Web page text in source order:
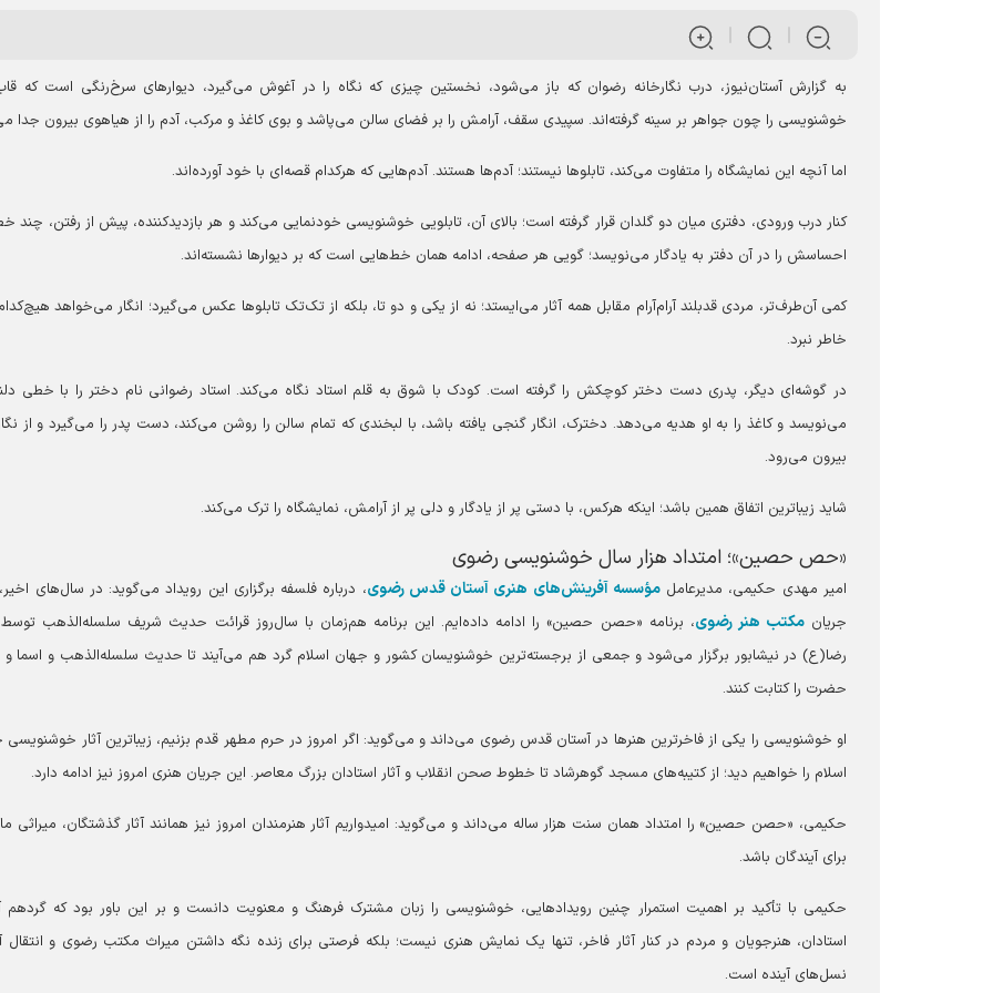
به گزارش آستان‌نیوز، درب نگارخانه رضوان که باز می‌شود، نخستین چیزی که نگاه را در آغوش می‌گیرد، دیوارهای سرخ‌رنگی است که
خوشنویسی را چون جواهر بر سینه گرفته‌اند. سپیدی سقف، آرامش را بر فضای سالن می‌پاشد و بوی کاغذ و مرکب، آدم را از هیاهوی بیرون جدا
اما آنچه این نمایشگاه را متفاوت می‌کند، تابلوها نیستند؛ آدم‌ها هستند. آدم‌هایی که هرکدام قصه‌ای با خود آورده‌اند.
کنار درب ورودی، دفتری میان دو گلدان قرار گرفته است؛ بالای آن، تابلویی خوشنویسی خودنمایی می‌کند و هر بازدیدکننده، پیش از رفتن، چند
احساسش را در آن دفتر به یادگار می‌نویسد؛ گویی هر صفحه، ادامه همان خط‌هایی است که بر دیوارها نشسته‌اند.
کمی آن‌طرف‌تر، مردی قدبلند آرام‌آرام مقابل همه آثار می‌ایستد؛ نه از یکی و دو تا، بلکه از تک‌تک تابلوها عکس می‌گیرد؛ انگار می‌خواهد هیچ‌کدام
خاطر نبرد.
در گوشه‌ای دیگر، پدری دست دختر کوچکش را گرفته است. کودک با شوق به قلم استاد نگاه می‌کند. استاد رضوانی نام دختر را با خطی
می‌نویسد و کاغذ را به او هدیه می‌دهد. دخترک، انگار گنجی یافته باشد، با لبخندی که تمام سالن را روشن می‌کند، دست پدر را می‌گیرد و از
بیرون می‌رود.
شاید زیباترین اتفاق همین باشد؛ اینکه هرکس، با دستی پر از یادگار و دلی پر از آرامش، نمایشگاه را ترک می‌کند.
«حص حصین»؛ امتداد هزار سال خوشنویسی رضوی
امیر مهدی حکیمی، مدیرعاملمؤسسه آفرینش‌های هنری آستان قدس رضوی، درباره فلسفه برگزاری این رویداد می‌گوید: در سال‌های
جریانمکتب هنر رضوی، برنامه «حصن حصین» را ادامه داده‌ایم. این برنامه هم‌زمان با سال‌روز قرائت حدیث شریف سلسله‌الذهب توسط
رضا(ع) در نیشابور برگزار می‌شود و جمعی از برجسته‌ترین خوشنویسان کشور و جهان اسلام گرد هم می‌آیند تا حدیث سلسله‌الذهب و اسما و
حضرت را کتابت کنند.
او خوشنویسی را یکی از فاخرترین هنرها در آستان قدس رضوی می‌داند و می‌گوید: اگر امروز در حرم مطهر قدم بزنیم، زیباترین آثار
اسلام را خواهیم دید؛ از کتیبه‌های مسجد گوهرشاد تا خطوط صحن انقلاب و آثار استادان بزرگ معاصر. این جریان هنری امروز نیز ادامه دارد.
حکیمی، «حصن حصین» را امتداد همان سنت هزار ساله می‌داند و می‌گوید: امیدواریم آثار هنرمندان امروز نیز همانند آثار گذشتگان، میراثی
برای آیندگان باشد.
حکیمی با تأکید بر اهمیت استمرار چنین رویدادهایی، خوشنویسی را زبان مشترک فرهنگ و معنویت دانست و بر این باور بود که گردهم
استادان، هنرجویان و مردم در کنار آثار فاخر، تنها یک نمایش هنری نیست؛ بلکه فرصتی برای زنده نگه داشتن میراث مکتب رضوی و انتقال
نسل‌های آینده است.